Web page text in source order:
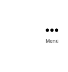
Menü